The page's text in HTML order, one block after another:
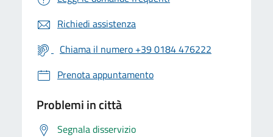
Richiedi assistenza
Chiama il numero +39 0184 476222
Prenota appuntamento
Problemi in città
Segnala disservizio